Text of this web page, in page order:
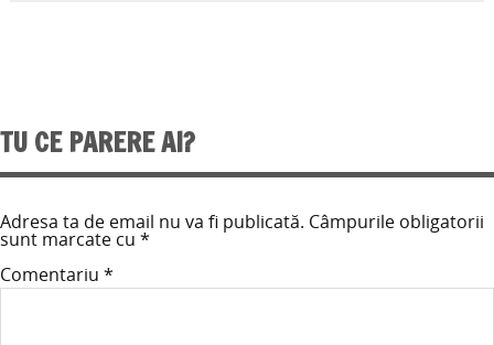
TU CE PARERE AI?
Adresa ta de email nu va fi publicată. Câmpurile obligatorii
sunt marcate cu *
Comentariu *